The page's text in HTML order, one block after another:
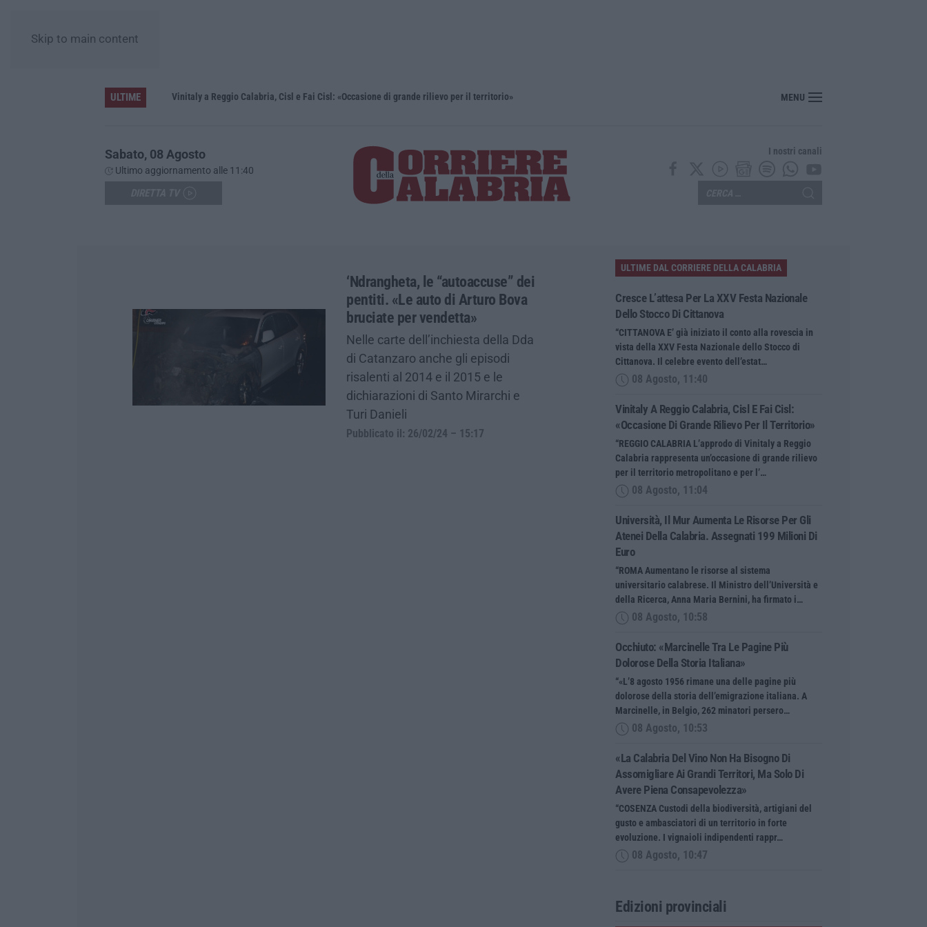
Skip to main content
ULTIME Vinitaly a Reggio Calabria, Cisl e Fai Cisl: «Occasione di grande rilievo per il territorio» Università, il Mur aumenta le risorse per gli atenei della Calabria. Assegnati 199 milioni
MENU
Sabato, 08 Agosto
Ultimo aggiornamento alle 11:40
I nostri canali
‘Ndrangheta, le “autoaccuse” dei
pentiti. «Le auto di Arturo Bova
bruciate per vendetta»
Nelle carte dell’inchiesta della Dda
di Catanzaro anche gli episodi
risalenti al 2014 e il 2015 e le
dichiarazioni di Santo Mirarchi e
Turi Danieli
Pubblicato il: 26/02/24 – 15:17
ULTIME DAL CORRIERE DELLA CALABRIA
Cresce L’attesa Per La XXV Festa Nazionale
Dello Stocco Di Cittanova
“CITTANOVA E’ già iniziato il conto alla rovescia in
vista della XXV Festa Nazionale dello Stocco di
Cittanova. Il celebre evento dell’estat…
08 Agosto, 11:40
Vinitaly A Reggio Calabria, Cisl E Fai Cisl:
«Occasione Di Grande Rilievo Per Il Territorio»
“REGGIO CALABRIA L’approdo di Vinitaly a Reggio
Calabria rappresenta un’occasione di grande rilievo
per il territorio metropolitano e per l’…
08 Agosto, 11:04
Università, Il Mur Aumenta Le Risorse Per Gli
Atenei Della Calabria. Assegnati 199 Milioni Di
Euro
“ROMA Aumentano le risorse al sistema
universitario calabrese. Il Ministro dell’Università e
della Ricerca, Anna Maria Bernini, ha firmato i…
08 Agosto, 10:58
Occhiuto: «Marcinelle Tra Le Pagine Più
Dolorose Della Storia Italiana»
“«L’8 agosto 1956 rimane una delle pagine più
dolorose della storia dell’emigrazione italiana. A
Marcinelle, in Belgio, 262 minatori persero…
08 Agosto, 10:53
«La Calabria Del Vino Non Ha Bisogno Di
Assomigliare Ai Grandi Territori, Ma Solo Di
Avere Piena Consapevolezza»
“COSENZA Custodi della biodiversità, artigiani del
gusto e ambasciatori di un territorio in forte
evoluzione. I vignaioli indipendenti rappr…
08 Agosto, 10:47
Edizioni provinciali